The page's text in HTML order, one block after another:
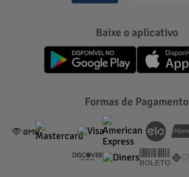
Baixe o aplicativo
Formas de Pagamento